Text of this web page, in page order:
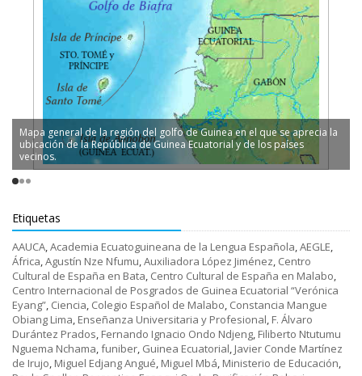
Mapa general de la región del golfo de Guinea en el que se aprecia la
ubicación de la República de Guinea Ecuatorial y de los países
vecinos.
Etiquetas
AAUCA,Academia Ecuatoguineana de la Lengua Española,AEGLE,
África,Agustín Nze Nfumu,Auxiliadora López Jiménez, Centro
Cultural de España en Bata, Centro Cultural de España en Malabo,
Centro Internacional de Posgrados de Guinea Ecuatorial “Verónica
Eyang”, Ciencia, Colegio Español de Malabo, Constancia Mangue
Obiang Lima, Enseñanza Universitaria y Profesional, F. Álvaro
Durántez Prados, Fernando Ignacio Ondo Ndjeng, Filiberto Ntutumu
Nguema Nchama,funiber, Guinea Ecuatorial, Javier Conde Martínez
de Irujo, Miguel Edjang Angué, Miguel Mbá, Ministerio de Educación,